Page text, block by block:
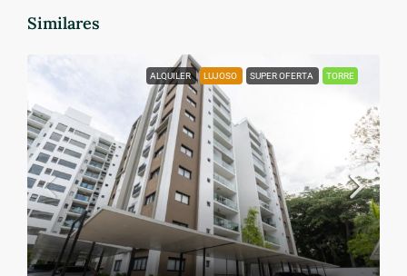
Similares
ALQUILER LUJOSO SUPER OFERTA TORRE